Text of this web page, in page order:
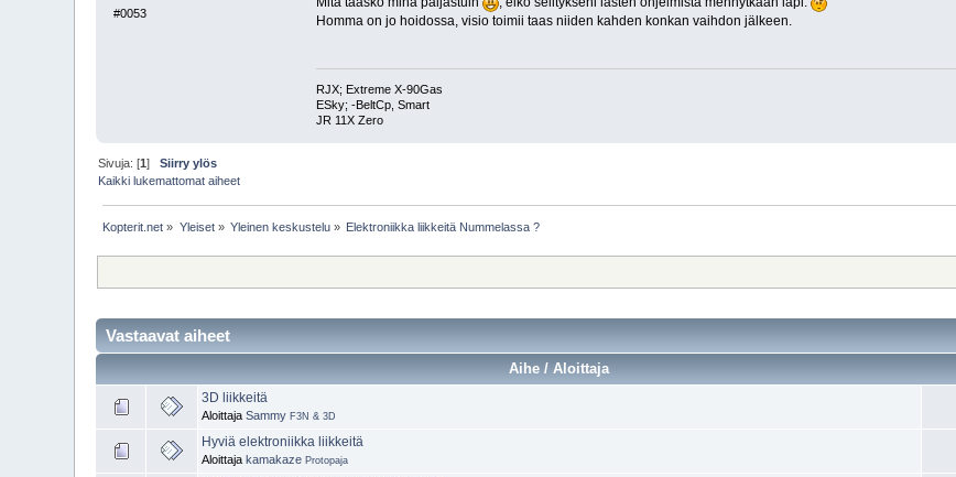
#0053
Homma on jo hoidossa, visio toimii taas niiden kahden konkan vaihdon jälkeen.
RJX; Extreme X-90Gas
ESky; -BeltCp, Smart
JR 11X Zero
Sivuja: [1]Siirry ylös
Kaikki lukemattomat aiheet
Kopterit.net » Yleiset» Yleinen keskustelu » Elektroniikka liikkeitä Nummelassa ?
Vastaavat aiheet
Aihe / Aloittaja
3D liikkeitä
AloittajaSammy F3N & 3D
Hyviä elektroniikka liikkeitä
Aloittajakamakaze Protopaja